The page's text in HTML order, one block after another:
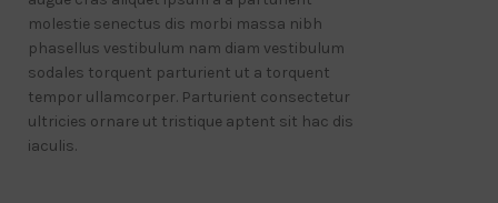
molestie senectus dis morbi massa nibh
phasellus vestibulum nam diam vestibulum
sodales torquent parturient ut a torquent
tempor ullamcorper. Parturient consectetur
ultricies ornare ut tristique aptent sit hac dis
iaculis.